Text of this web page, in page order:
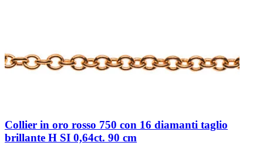
Collier in oro rosso 750 con 16 diamanti taglio
brillante H SI 0,64ct. 90 cm